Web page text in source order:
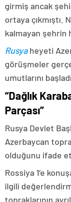
girmiş ancak
ortaya çıkmıştı.
kalmayan şehrin
Rusyaheyeti
görüşmeler
umutlarını
“Dağlık
Parçası”
Rusya Devlet
Azerbaycan
olduğunu ifade
Rossiya 1’e
ilgili
topraklarının